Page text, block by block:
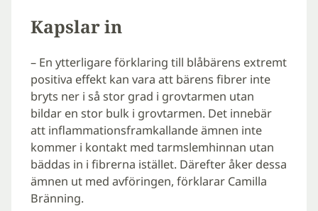
Kapslar in
– En ytterligare förklaring till blåbärens extremt
positiva effekt kan vara att bärens fibrer inte
bryts ner i så stor grad i grovtarmen utan
bildar en stor bulk i grovtarmen. Det innebär
att inflammationsframkallande ämnen inte
kommer i kontakt med tarmslemhinnan utan
bäddas in i fibrerna istället. Därefter åker dessa
ämnen ut med avföringen, förklarar Camilla
Bränning.